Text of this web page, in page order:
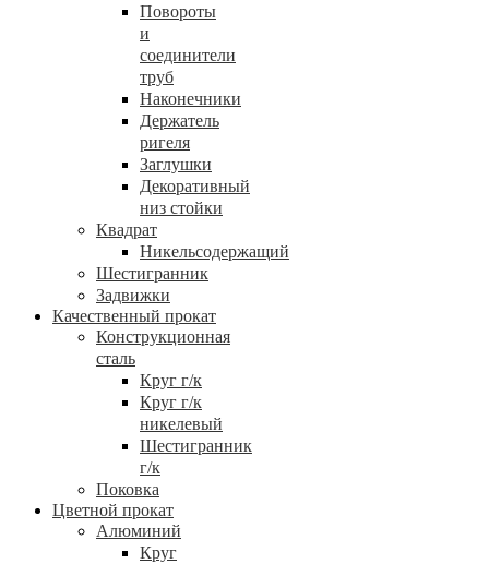
Повороты
и
соединители
труб
Наконечники
Держатель
ригеля
Заглушки
Декоративный
низ стойки
Квадрат
Никельсодержащий
Шестигранник
Задвижки
Качественный прокат
Конструкционная
сталь
Круг г/к
Круг г/к
никелевый
Шестигранник
г/к
Поковка
Цветной прокат
Алюминий
Круг